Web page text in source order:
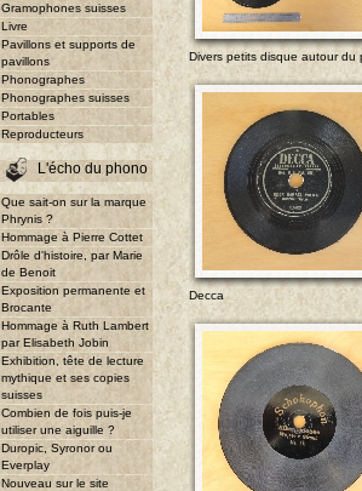
Gramophones suisses
Livre
Pavillons et supports de
pavillons
Phonographes
Phonographes suisses
Portables
Reproducteurs
L'écho du phono
Que sait-on sur la marque
Phrynis ?
Hommage à Pierre Cottet
Drôle d'histoire, par Marie
de Benoit
Exposition permanente et
Brocante
Hommage à Ruth Lambert
par Elisabeth Jobin
Exhibition, tête de lecture
mythique et ses copies
suisses
Combien de fois puis-je
utiliser une aiguille ?
Duropic, Syronor ou
Everplay
Nouveau sur le site
Divers petits disque autour du
Decca